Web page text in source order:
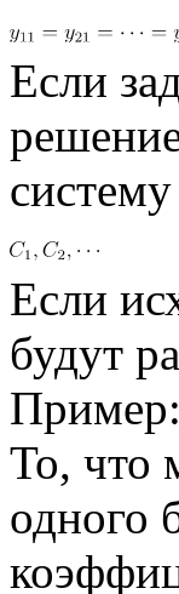
Если
Если
будут
То, что
одного